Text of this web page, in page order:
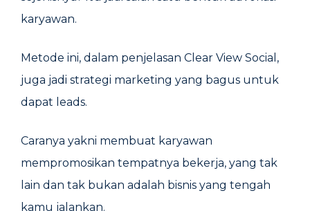
karyawan.
Metode ini, dalam penjelasan Clear View Social,
juga jadi strategi marketing yang bagus untuk
dapat leads.
Caranya yakni membuat karyawan
mempromosikan tempatnya bekerja, yang tak
lain dan tak bukan adalah bisnis yang tengah
kamu jalankan.